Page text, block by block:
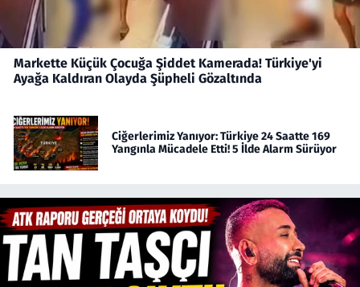
Markette Küçük Çocuğa Şiddet Kamerada! Türkiye'yi
Ayağa Kaldıran Olayda Şüpheli Gözaltında
Ciğerlerimiz Yanıyor: Türkiye 24 Saatte 169
Yangınla Mücadele Etti! 5 İlde Alarm Sürüyor